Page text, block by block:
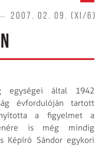
2007. 02. 09. (XI/6)
egységei által 1942
évfordulóján tartott
a figyelmet a
is még mindig
Képíró Sándor egykori